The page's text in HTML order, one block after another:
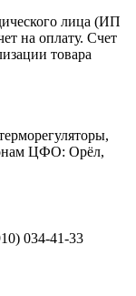
лица (ИП
на оплату. Счет
товара
ЦФО: Орёл,
034-41-33